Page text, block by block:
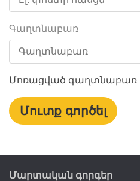
Գաղտնաբառ
Մոռացված գաղտնաբառ
Մարտական գորգեր